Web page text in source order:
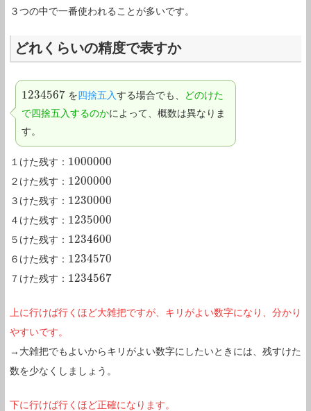
３つの中で一番使われることが多いです。
どれくらいの精度で表すか
1234567
1234567 を四捨五入する場合でも、
どのけた
で四捨五入するのかによって、概数は異なりま
す。
１けた残す： 1000000
1000000
２けた残す： 1200000
1200000
３けた残す： 1230000
1230000
４けた残す： 1235000
1235000
５けた残す： 1234600
1234600
６けた残す： 1234570
1234570
７けた残す： 1234567
1234567
上に行けば行くほど大雑把ですが、キリがよい数字になり、分かり
やすいです。
→大雑把でもよいからキリがよい数字にしたいときには、残すけた
数を少なくしましょう。
下に行けば行くほど正確になります。